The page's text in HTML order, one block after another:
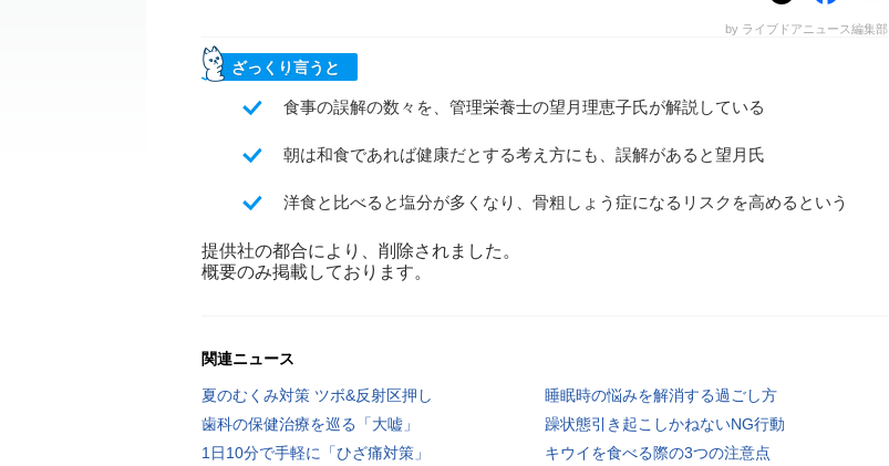
by ライブドアニュース編集部
ざっくり言うと
食事の誤解の数々を、管理栄養士の望月理恵子氏が解説している
朝は和食であれば健康だとする考え方にも、誤解があると望月氏
洋食と比べると塩分が多くなり、骨粗しょう症になるリスクを高めるという
提供社の都合により、削除されました。
概要のみ掲載しております。
関連ニュース
夏のむくみ対策 ツボ&反射区押し
睡眠時の悩みを解消する過ごし方
歯科の保健治療を巡る「大嘘」
躁状態引き起こしかねないNG行動
1日10分で手軽に「ひざ痛対策」
キウイを食べる際の3つの注意点